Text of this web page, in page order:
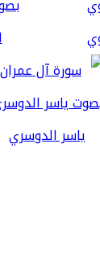
ياسر الدوسري